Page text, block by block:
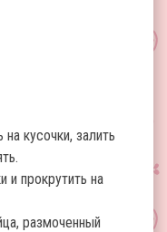
кусочки, залить
и прокрутить на
размоченный